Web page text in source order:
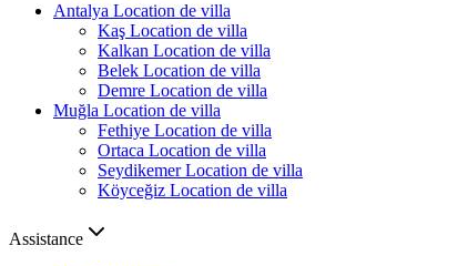
Antalya Location de villa
Kaş Location de villa
Kalkan Location de villa
Belek Location de villa
Demre Location de villa
Muğla Location de villa
Fethiye Location de villa
Ortaca Location de villa
Seydikemer Location de villa
Köyceğiz Location de villa
Assistance